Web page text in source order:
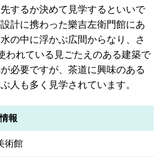
するか決めて見学するといいで
計に携わった樂吉左衛門館にあ
の中に浮かぶ広間からなり、さ
われている見ごたえのある建築で
必要ですが、茶道に興味のある
人も多く見学されています。
報
術館